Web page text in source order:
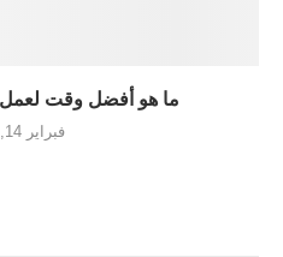
ما هو أفضل وقت لعمل
فبراير 14, 2022